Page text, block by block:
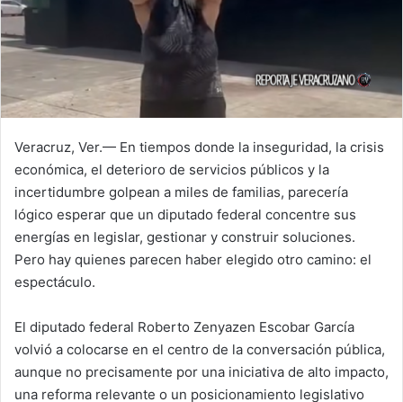
Veracruz, Ver.— En tiempos donde la inseguridad, la crisis
económica, el deterioro de servicios públicos y la
incertidumbre golpean a miles de familias, parecería
lógico esperar que un diputado federal concentre sus
energías en legislar, gestionar y construir soluciones.
Pero hay quienes parecen haber elegido otro camino: el
espectáculo.
El diputado federal Roberto Zenyazen Escobar García
volvió a colocarse en el centro de la conversación pública,
aunque no precisamente por una iniciativa de alto impacto,
una reforma relevante o un posicionamiento legislativo